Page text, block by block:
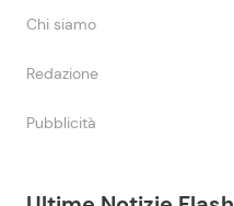
Chi siamo
Redazione
Pubblicità